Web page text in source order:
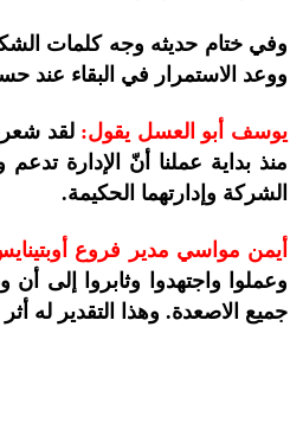
وفي ختام حديثه وجه كلمات
ووعد الاستمرار في البقاء عند
يوسف أبو العسل يقول: لقد
منذ بداية عملنا أنّ الإدارة
الشركة وإدارتهما الحكيمة.
أيمن مواسي مدير فروع
وعملوا واجتهدوا وثابروا إلى
جميع الاصعدة. وهذا التقدير له